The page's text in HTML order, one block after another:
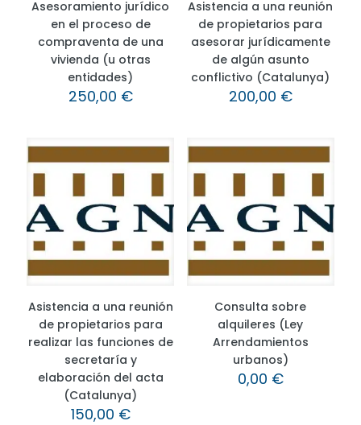
Asesoramiento jurídico
en el proceso de
compraventa de una
vivienda (u otras
entidades)
250,00 €
Asistencia a una reunión
de propietarios para
asesorar jurídicamente
de algún asunto
conflictivo (Catalunya)
200,00 €
Asistencia a una reunión
de propietarios para
realizar las funciones de
secretaría y
elaboración del acta
(Catalunya)
150,00 €
Consulta sobre
alquileres (Ley
Arrendamientos
urbanos)
0,00 €